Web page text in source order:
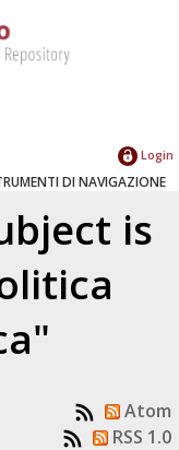
Login
DI NAVIGAZIONE
is
Atom
RSS 1.0